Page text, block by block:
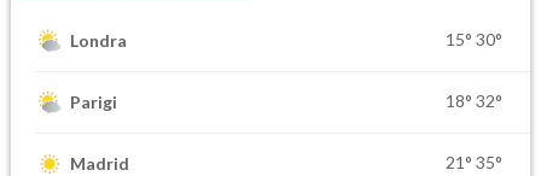
Londra 15° 30°
Parigi 18° 32°
Madrid 21° 35°